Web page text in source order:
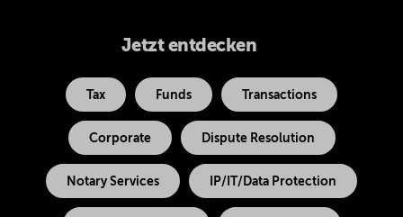
Jetzt entdecken
Tax Funds Transactions
Corporate Dispute Resolution
Notary Services IP/IT/Data Protection